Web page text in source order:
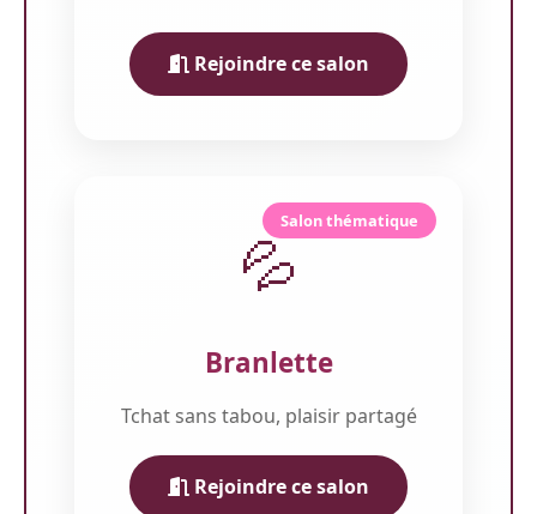
Rejoindre ce salon
Salon thématique
💦
Branlette
Tchat sans tabou, plaisir partagé
Rejoindre ce salon